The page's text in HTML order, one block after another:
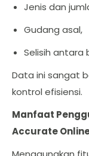
Jenis dan
Gudang asal,
Selisih antara
Data ini sangat
kontrol efisiensi.
Manfaat
Accurate